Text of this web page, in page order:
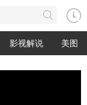
影视解说 美图